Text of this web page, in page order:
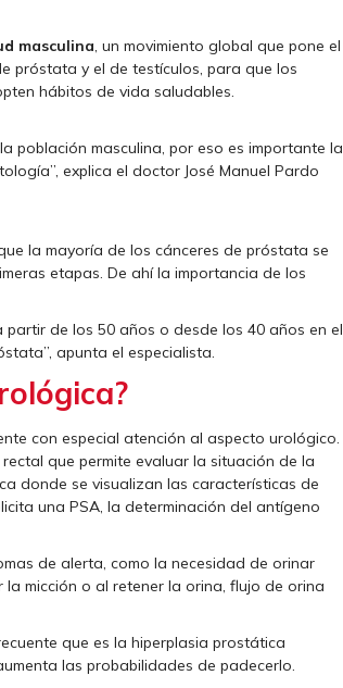
masculina, un movimiento global que pone el
próstata y el de testículos, para que los
hábitos de vida saludables.
población masculina, por eso es importante la
explica el doctor José Manuel Pardo
la mayoría de los cánceres de próstata se
etapas. De ahí la importancia de los
de los 50 años o desde los 40 años en el
apunta el especialista.
con especial atención al aspecto urológico.
que permite evaluar la situación de la
donde se visualizan las características de
una PSA, la determinación del antígeno
de alerta, como la necesidad de orinar
micción o al retener la orina, flujo de orina
que es la hiperplasia prostática
las probabilidades de padecerlo.